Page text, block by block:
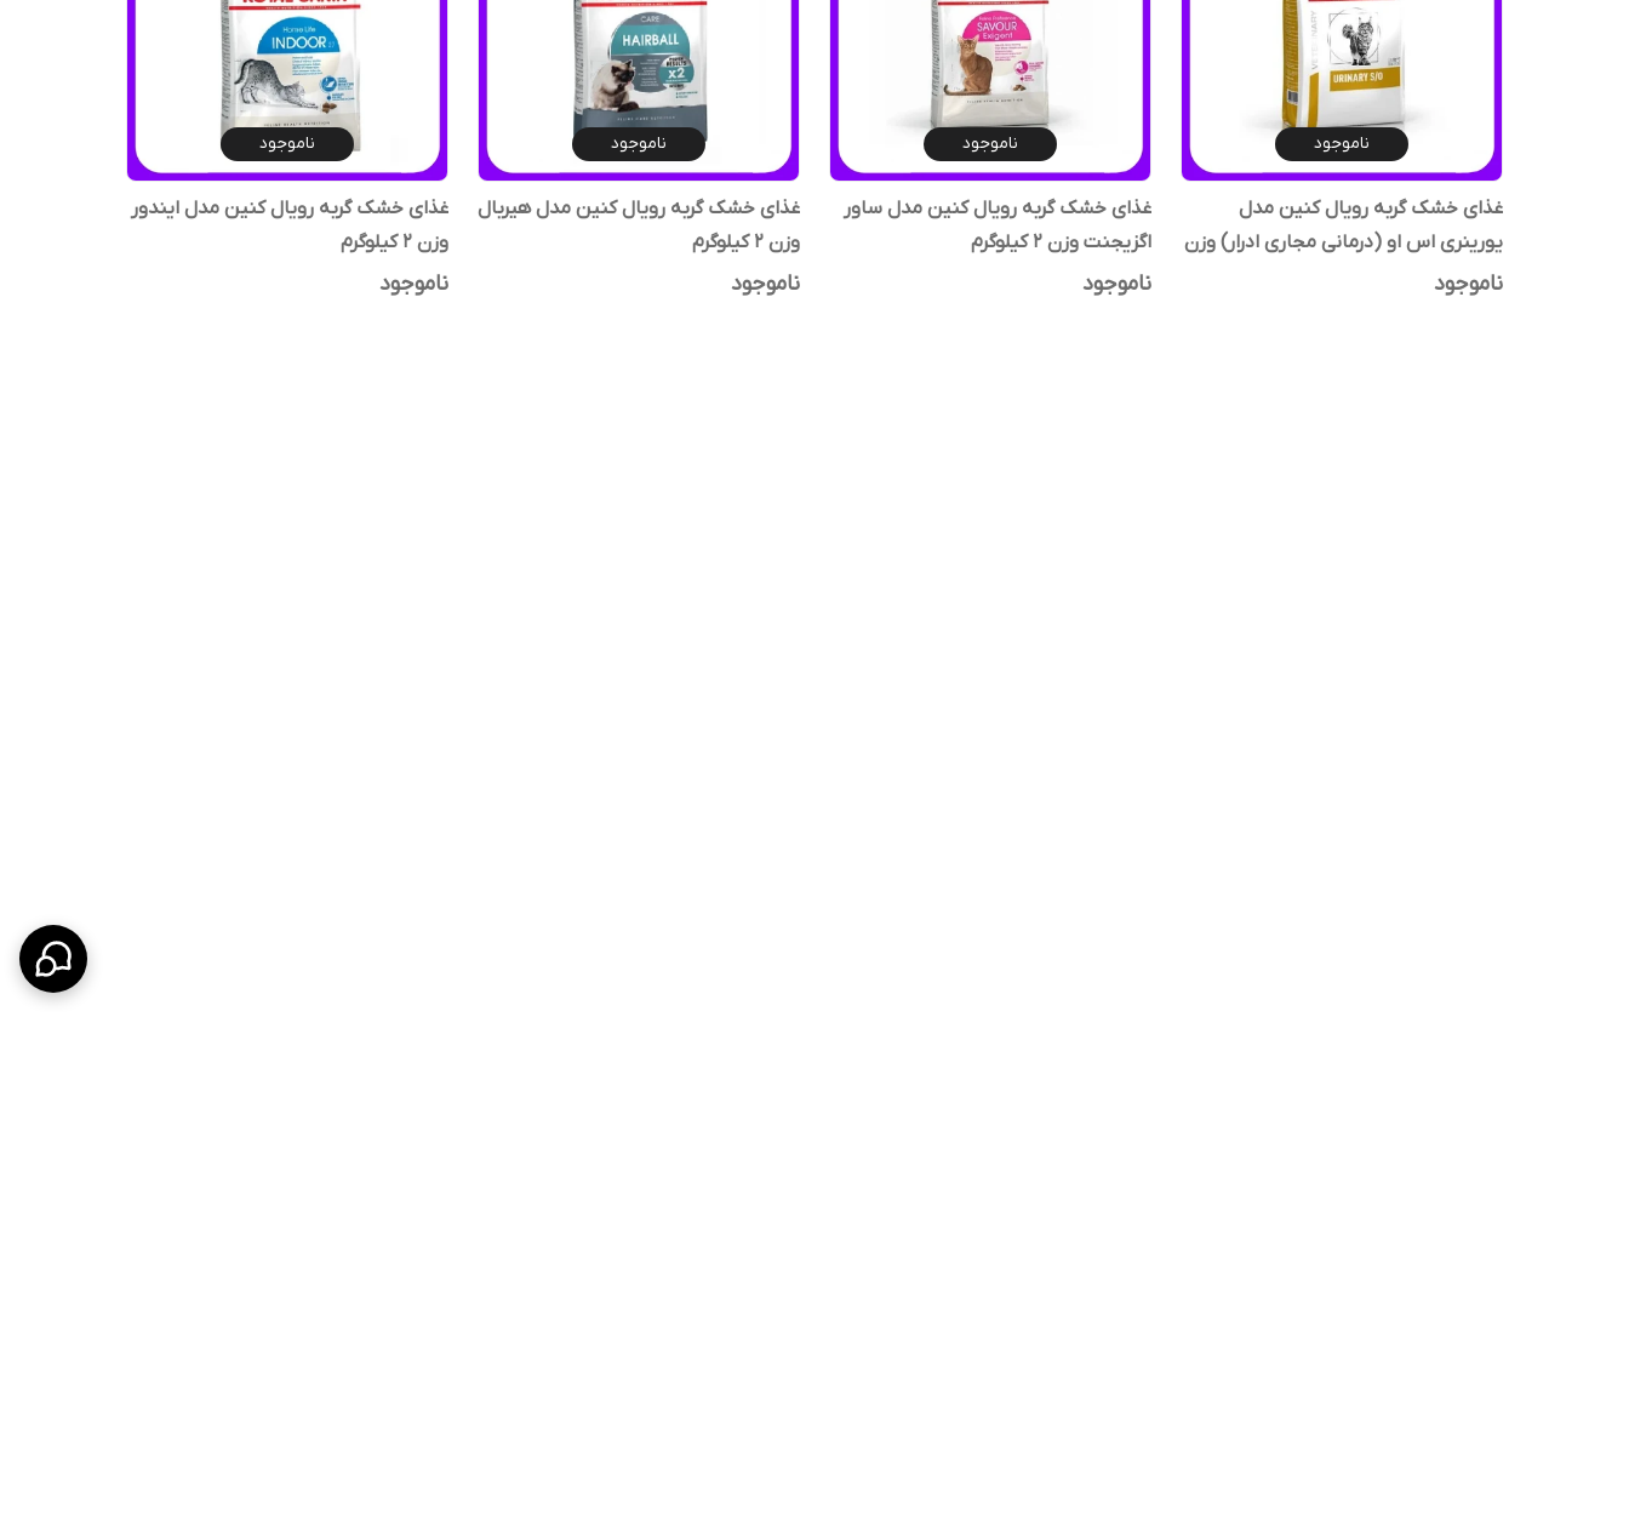
ناموجود
غذای خشک گربه رویال کنین مدل
یورینری اس او (درمانی مجاری ادرار) وزن
1.5 کیلوگرم
ناموجود
ناموجود
غذای خشک گربه رویال کنین مدل ساور
اگزیجنت وزن 2 کیلوگرم
ناموجود
ناموجود
غذای خشک گربه رویال کنین مدل هیربال
وزن 2 کیلوگرم
ناموجود
ناموجود
غذای خشک گربه رویال کنین مدل ایندور
وزن 2 کیلوگرم
ناموجود